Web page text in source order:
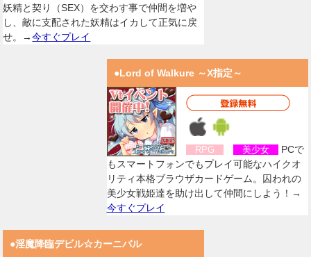
妖精と契り（SEX）を交わす事で仲間を増や
し、敵に支配された妖精はイカして正気に戻
せ。→今すぐプレイ
●Lord of Walkure ～X指定～
RPG 美少女
PCで
もスマートフォンでもプレイ可能なハイクオ
リティ本格ブラウザカードゲーム。囚われの
美少女戦姫達を助け出して仲間にしよう！→
今すぐプレイ
●淫魔降臨デビル☆カーニバル